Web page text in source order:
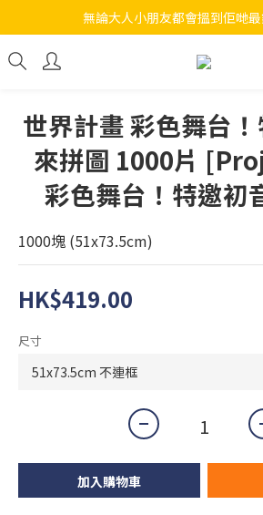
江帆天楊砌圖
無論大人小朋友都會搵到佢哋
江帆天楊砌圖
世界計畫 彩色舞台
來拼圖 1000片
彩色舞台！特邀初
1000塊 (51x73.5cm)
HK$419.00
尺寸
加入購物車